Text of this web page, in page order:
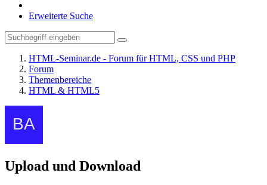
Erweiterte Suche
HTML-Seminar.de - Forum für HTML, CSS und PHP
Forum
Themenbereiche
HTML & HTML5
Upload und Download